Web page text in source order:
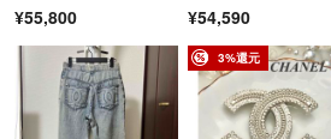
¥55,800 ク B22P 【箱】【中
古】
¥54,590
3%還元